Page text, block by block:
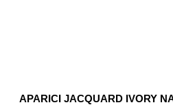
APARICI JACQUARD IVORY